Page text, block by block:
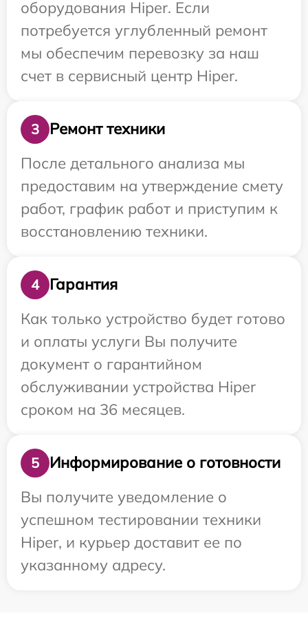
оборудования Hiper. Если
потребуется углубленный ремонт
мы обеспечим перевозку за наш
счет в сервисный центр Hiper.
3
Ремонт техники
После детального анализа мы
предоставим на утверждение смету
работ, график работ и приступим к
восстановлению техники.
4
Гарантия
Как только устройство будет готово
и оплаты услуги Вы получите
документ о гарантийном
обслуживании устройства Hiper
сроком на 36 месяцев.
5
Информирование о готовности
Вы получите уведомление о
успешном тестировании техники
Hiper, и курьер доставит ее по
указанному адресу.